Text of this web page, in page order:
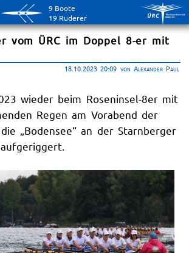
9 Boote
19 Ruderer
vom ÜRC im Doppel 8-er mit
18.10.2023 20:09 von Alexander Paul
wieder beim Roseninsel-8er mit
Regen am Vorabend der
„Bodensee“ an der Starnberger